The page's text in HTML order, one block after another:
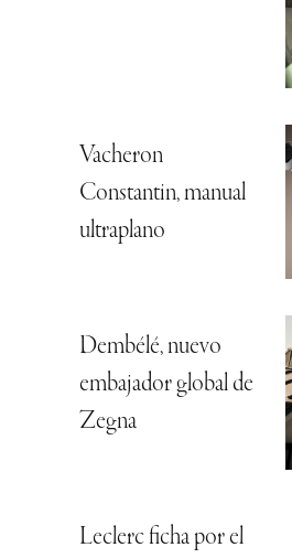
Vacheron
Constantin, manual
ultraplano
Dembélé, nuevo
embajador global de
Zegna
Leclerc ficha por el